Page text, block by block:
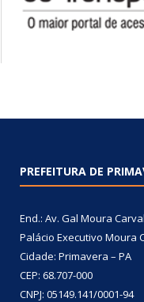
PREFEITURA DE
End.: Av. Gal Moura
Palácio Executivo Moura
Cidade: Primavera – PA
CEP: 68.707-000
CNPJ: 05149.141/0001-94